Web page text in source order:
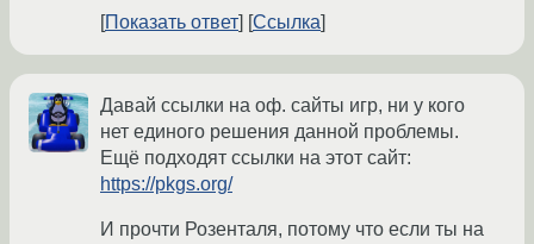
Показать ответ
Ссылка
Давай ссылки на оф. сайты игр, ни у кого
нет единого решения данной проблемы.
Ещё подходят ссылки на этот сайт:
https://pkgs.org/
И прочти Розенталя, потому что если ты на